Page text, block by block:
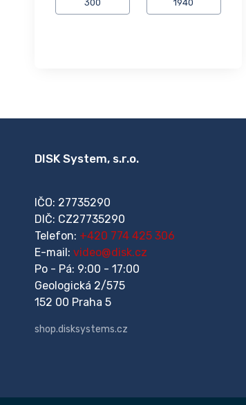
DISK System, s.r.o.
IČO: 27735290
DIČ: CZ27735290
Telefon: +420 774 425 306
E-mail: video@disk.cz
Po - Pá: 9:00 - 17:00
Geologická 2/575
152 00 Praha 5
shop.disksystems.cz